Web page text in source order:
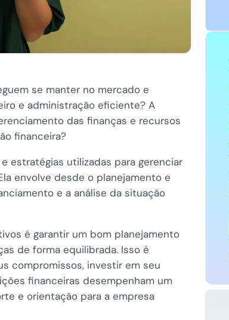
se manter no mercado e
e administração eficiente? A
das finanças e recursos
financeira?
estratégias utilizadas para gerenciar
envolve desde o planejamento e
e a análise da situação
é garantir um bom planejamento
de forma equilibrada. Isso é
compromissos, investir em seu
financeiras desempenham um
e orientação para a empresa